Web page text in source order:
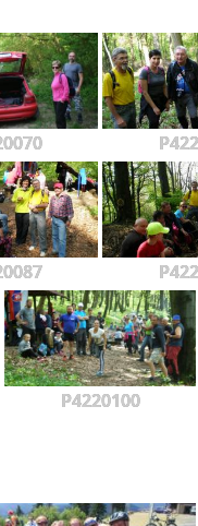
P4220100